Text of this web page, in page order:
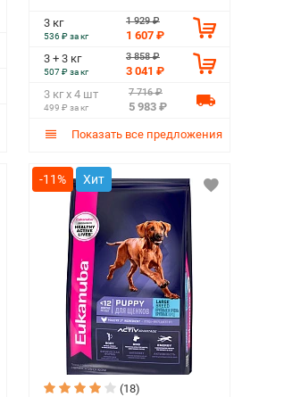
3 кг
536 ₽ за кг
1 929 ₽
1 607 ₽
3 + 3 кг
507 ₽ за кг
3 858 ₽
3 041 ₽
3 кг х 4 шт
499 ₽ за кг
7 716 ₽
5 983 ₽
Показать все предложения
-11%
(18)